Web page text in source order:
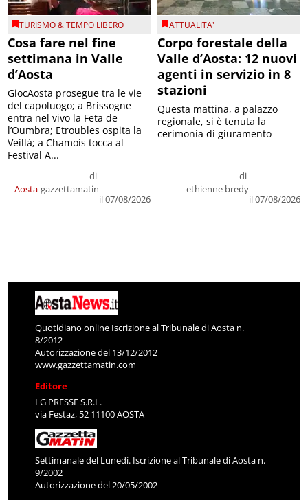
TURISMO & TEMPO LIBERO
Cosa fare nel fine
settimana in Valle
d’Aosta
Aosta
di
gazzettamatin
il 07/08/2026
GiocAosta prosegue tra le vie
del capoluogo; a Brissogne
entra nel vivo la Feta de
l’Oumbra; Etroubles ospita la
Veillà; a Chamois tocca al
Festival A...
ATTUALITA'
Corpo forestale della
Valle d’Aosta: 12 nuovi
agenti in servizio in 8
stazioni
di
ethienne bredy
il 07/08/2026
Questa mattina, a palazzo
regionale, si è tenuta la
cerimonia di giuramento
Quotidiano online Iscrizione al Tribunale di Aosta n.
8/2012
Autorizzazione del 13/12/2012
www.gazzettamatin.com
Editore
LG PRESSE S.R.L.
via Festaz, 52 11100 AOSTA
Settimanale del Lunedì. Iscrizione al Tribunale di Aosta n.
9/2002
Autorizzazione del 20/05/2002